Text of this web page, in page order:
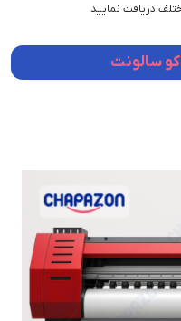
دریافت نمایید
سالونت